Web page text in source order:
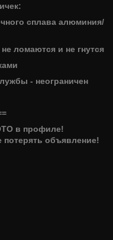
cплава алюминия/
ломаются и не гнутся
- неограничен
в профиле!
объявление!